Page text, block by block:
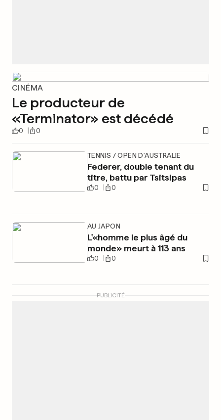
CINÉMA
Le producteur de
«Terminator» est décédé
0 0
TENNIS / OPEN D'AUSTRALIE
Federer, double tenant du
titre, battu par Tsitsipas
0 0
AU JAPON
L'«homme le plus âgé du
monde» meurt à 113 ans
0 0
PUBLICITÉ